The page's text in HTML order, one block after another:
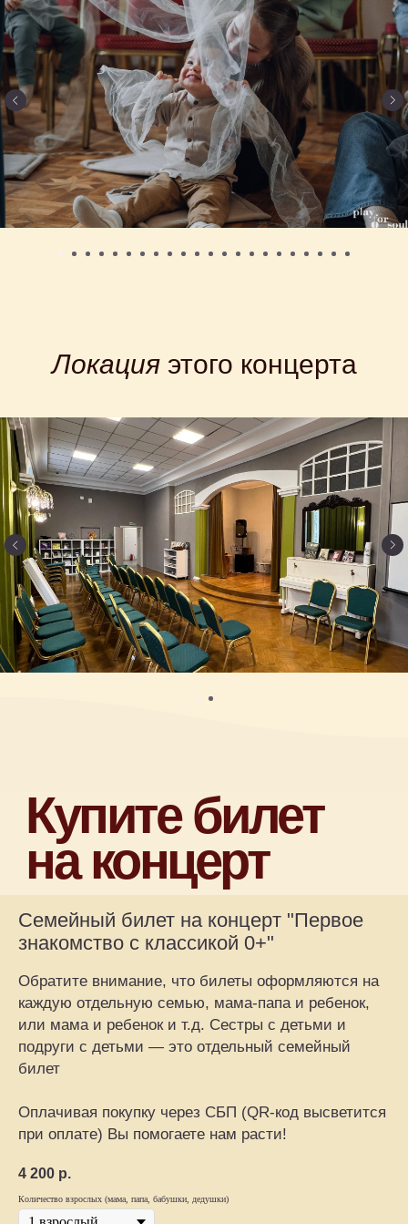
Локация этого концерта
Семейный билет на концерт "Первое
знакомство с классикой 0+"
Обратите внимание, что билеты оформляются на
каждую отдельную семью, мама-папа и ребенок,
или мама и ребенок и т.д. Сестры с детьми и
подруги с детьми — это отдельный семейный
билет
Оплачивая покупку через СБП (QR-код высветится
при оплате) Вы помогаете нам расти!
4 200 р.
Количество взрослых (мама, папа, бабушки, дедушки)
Камерные концерты классической
музыки для детей 0+ в Москве
Афиша
Концерт на заказ
Магазин
Сертификаты
+7 915 148-22-01
support@playforsoul.ru
© Юный Эстет 2026. Все права
защищены
Правила возврата и переноса билетов
Политика конфиденциальности